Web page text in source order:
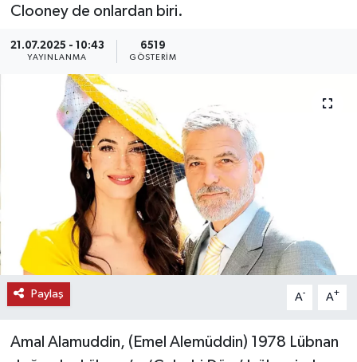
Clooney de onlardan biri.
21.07.2025 - 10:43
YAYINLANMA
6519
GÖSTERIM
Paylaş A- A+
Amal Alamuddin, (Emel Alemüddin) 1978 Lübnan
GÜNDEM
KEMERBURGAZ
KÜLTÜR - SANAT
MAGAZİN
ÖZEL HABER
SAĞLIK
SPOR
TEKNOLOJİ
TİCARET